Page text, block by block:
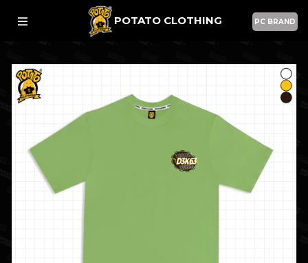
POTATO CLOTHING PC BRAND